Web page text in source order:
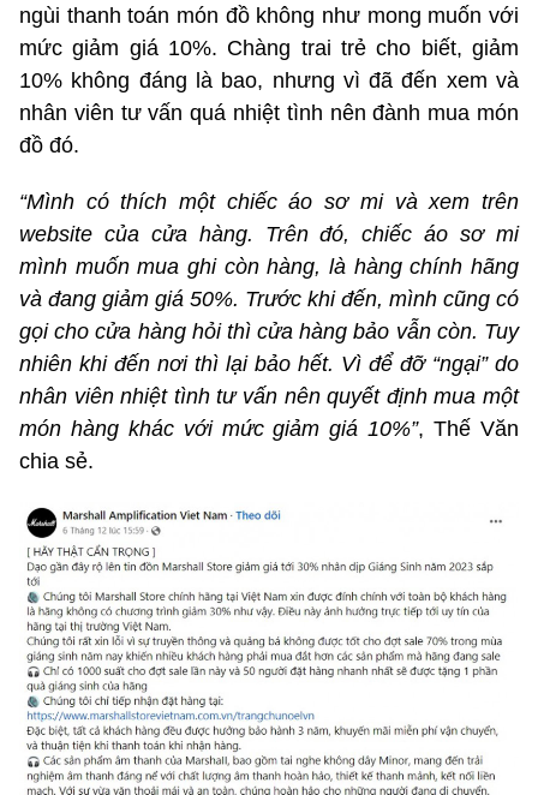
ngùi thanh toán món đồ không như mong muốn với
mức giảm giá 10%. Chàng trai trẻ cho biết, giảm
10% không đáng là bao, nhưng vì đã đến xem và
nhân viên tư vấn quá nhiệt tình nên đành mua món
đồ đó.
“Mình có thích một chiếc áo sơ mi và xem trên
website của cửa hàng. Trên đó, chiếc áo sơ mi
mình muốn mua ghi còn hàng, là hàng chính hãng
và đang giảm giá 50%. Trước khi đến, mình cũng có
gọi cho cửa hàng hỏi thì cửa hàng bảo vẫn còn. Tuy
nhiên khi đến nơi thì lại bảo hết. Vì để đỡ “ngại” do
nhân viên nhiệt tình tư vấn nên quyết định mua một
món hàng khác với mức giảm giá 10%”, Thế Văn
chia sẻ.